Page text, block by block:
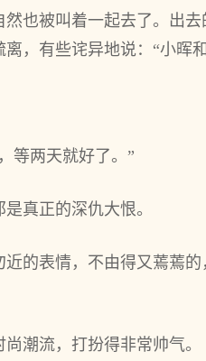
也被叫着一起去了。出
，有些诧异地说：“小晖
等两天就好了。”
真正的深仇大恨。
的表情，不由得又蔫蔫
潮流，打扮得非常帅气。